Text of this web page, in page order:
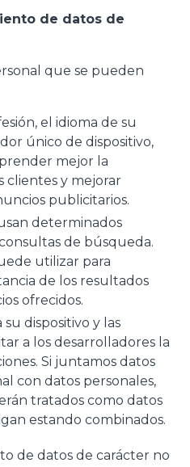
de datos de
que se pueden
el idioma de su
único de dispositivo,
mejor la
clientes y mejorar
publicitarios.
determinados
de búsqueda.
utilizar para
de los resultados
ofrecidos.
dispositivo y las
a los desarrolladores la
Si juntamos datos
con datos personales,
tratados como datos
estando combinados.
de datos de carácter no